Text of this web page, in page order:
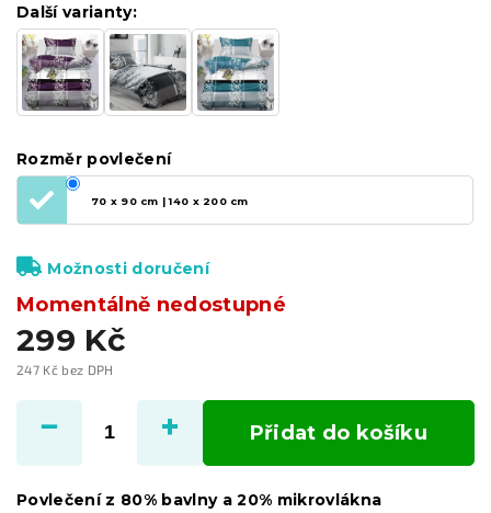
299 Kč
247 Kč bez DPH
cena:
Momentálně nedostupné
Další varianty:
Rozměr povlečení
70 x 90 cm | 140 x 200 cm
Možnosti doručení
Přidat do košíku
Povlečení z 80% bavlny a 20% mikrovlákna